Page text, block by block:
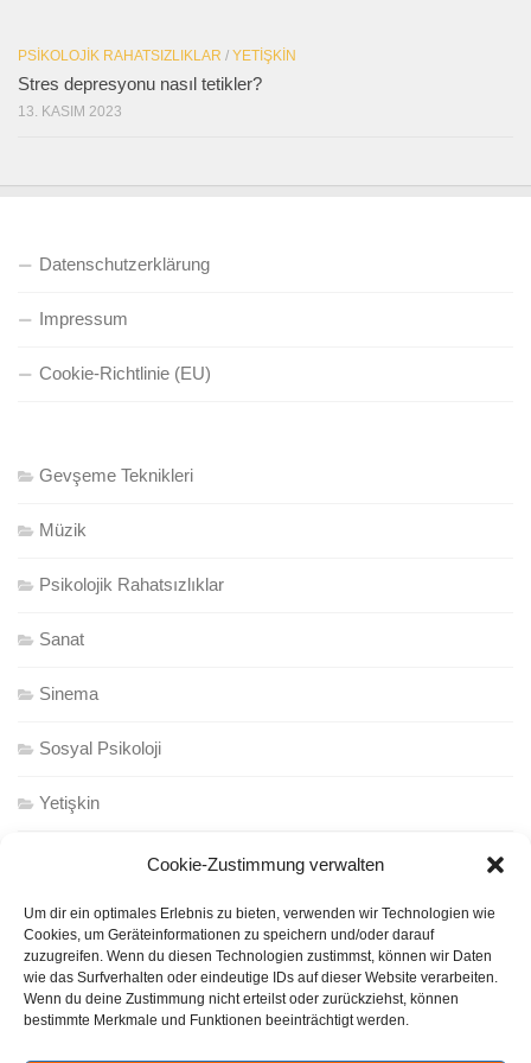
Cookie-Zustimmung verwalten
Um dir ein optimales Erlebnis zu bieten, verwenden wir Technologien wie
Cookies, um Geräteinformationen zu speichern und/oder darauf
zuzugreifen. Wenn du diesen Technologien zustimmst, können wir Daten
wie das Surfverhalten oder eindeutige IDs auf dieser Website verarbeiten.
Wenn du deine Zustimmung nicht erteilst oder zurückziehst, können
bestimmte Merkmale und Funktionen beeinträchtigt werden.
PSIKOLOJIK RAHATSIZLIKLAR / YETIŞKIN
Stres depresyonu nasıl tetikler?
13. KASIM 2023
Datenschutzerklärung
Impressum
Cookie-Richtlinie (EU)
Gevşeme Teknikleri
Müzik
Psikolojik Rahatsızlıklar
Sanat
Sinema
Sosyal Psikoloji
Yetişkin